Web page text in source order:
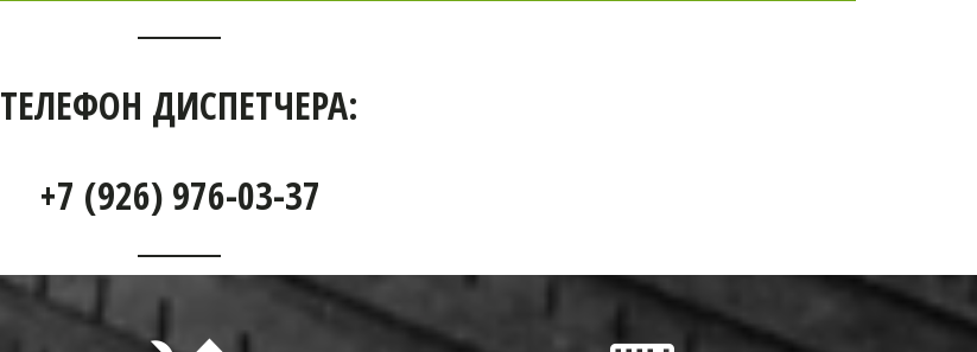
ТЕЛЕФОН ДИСПЕТЧЕРА:
+7 (926) 976-03-37